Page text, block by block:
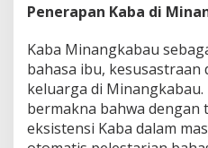
Penerapan Kaba di
Kaba Minangkabau
bahasa ibu, kesusastraan
keluarga di
bermakna bahwa
eksistensi Kaba dalam